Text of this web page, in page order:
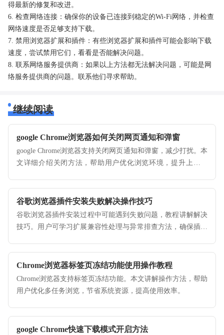
得最新的修复和改进。
6. 检查网络连接：确保你的设备已连接到稳定的Wi-Fi网络，并检查
网络速度是否足够支持下载。
7. 禁用浏览器扩展和插件：有些浏览器扩展和插件可能会影响下载
速度，尝试禁用它们，看看是否能解决问题。
8. 联系网络服务提供商：如果以上方法都无法解决问题，可能是网
络服务提供商的问题。联系他们寻求帮助。
继续阅读
google Chrome浏览器如何关闭网页通知和弹窗
google Chrome浏览器支持关闭网页通知和弹窗，减少打扰。本
文详细介绍关闭方法，帮助用户优化浏览环境，提升上网体
谷歌浏览器插件安装失败解决操作技巧
谷歌浏览器插件安装过程中可能遇到失败问题，教程讲解解决
技巧。用户可学习扩展兼容性处理与异常排查方法，确保插件
Chrome浏览器标签页冻结功能使用操作教程
Chrome浏览器支持标签页冻结功能。本文讲解操作方法，帮助
用户优化多任务浏览，节省系统资源，提高使用效率。
google Chrome快速下载模式开启方法